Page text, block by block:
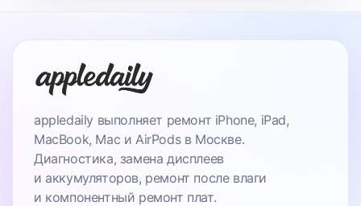
appledaily выполняет ремонт iPhone, iPad,
MacBook, Mac и AirPods в Москве.
Диагностика, замена дисплеев
и аккумуляторов, ремонт после влаги
и компонентный ремонт плат.